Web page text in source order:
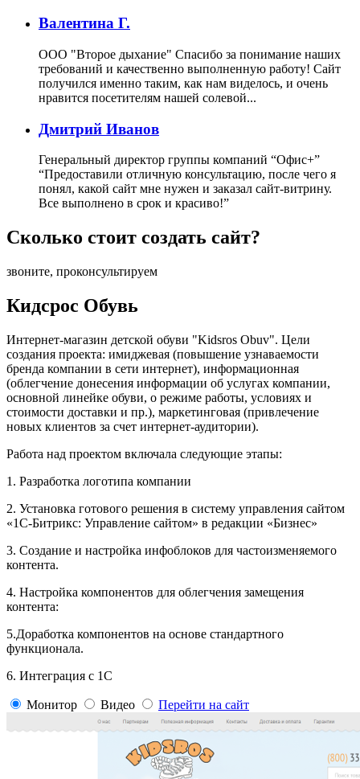
Валентина Г.
ООО "Второе дыхание" Спасибо за понимание наших
требований и качественно выполненную работу! Сайт
получился именно таким, как нам виделось, и очень
нравится посетителям нашей солевой...
Дмитрий Иванов
Генеральный директор группы компаний “Офис+”
“Предоставили отличную консультацию, после чего я
понял, какой сайт мне нужен и заказал сайт-витрину.
Все выполнено в срок и красиво!”
Сколько стоит создать сайт?
звоните, проконсультируем
Кидсрос Обувь
Интернет-магазин детской обуви "Kidsros Obuv". Цели
создания проекта: имиджевая (повышение узнаваемости
бренда компании в сети интернет), информационная
(облегчение донесения информации об услугах компании,
основной линейке обуви, о режиме работы, условиях и
стоимости доставки и пр.), маркетинговая (привлечение
новых клиентов за счет интернет-аудитории).
Работа над проектом включала следующие этапы:
1. Разработка логотипа компании
2. Установка готового решения в систему управления сайтом
«1С-Битрикс: Управление сайтом» в редакции «Бизнес»
3. Создание и настройка инфоблоков для частоизменяемого
контента.
4. Настройка компонентов для облегчения замещения
контента:
5.Доработка компонентов на основе стандартного
функционала.
6. Интеграция с 1С
Монитор Видео Перейти на сайт